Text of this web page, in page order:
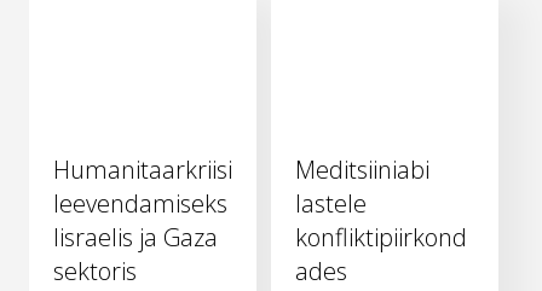
Humanitaarkriisi
leevendamiseks
Iisraelis ja Gaza
sektoris
Meditsiiniabi
lastele
konfliktipiirkond
ades